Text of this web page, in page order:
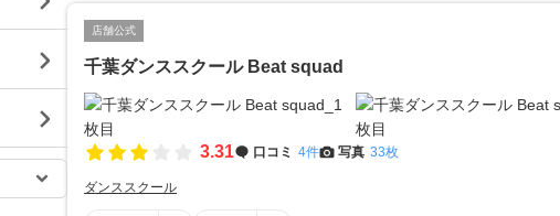
店舗公式
千葉ダンススクール Beat squad
3.31 口コミ 4件 写真 33枚
ダンススクール